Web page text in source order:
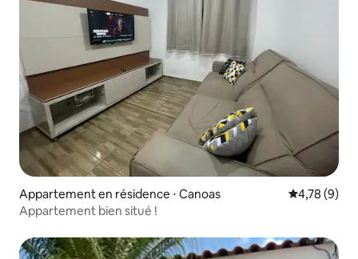
Appartement en résidence ⋅ Canoas Évaluation
4,78 (9)
Appartement bien situé !